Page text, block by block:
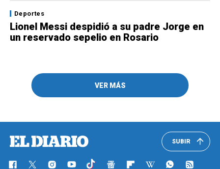
Deportes
Lionel Messi despidió a su padre Jorge en
un reservado sepelio en Rosario
VER MÁS
SUBIR